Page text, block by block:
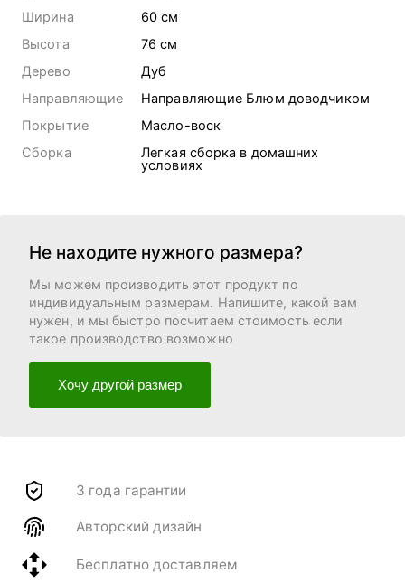
Ширина
60 cм
Высота
76 cм
Дерево
Дуб
Направляющие
Направляющие Блюм доводчиком
Покрытие
Масло-воск
Сборка
Легкая сборка в домашних
условиях
Не находите нужного размера?
Мы можем производить этот продукт по
индивидуальным размерам. Напишите, какой вам
нужен, и мы быстро посчитаем стоимость если
такое производство возможно
Хочу другой размер
3 года гарантии
Авторский дизайн
Бесплатно доставляем